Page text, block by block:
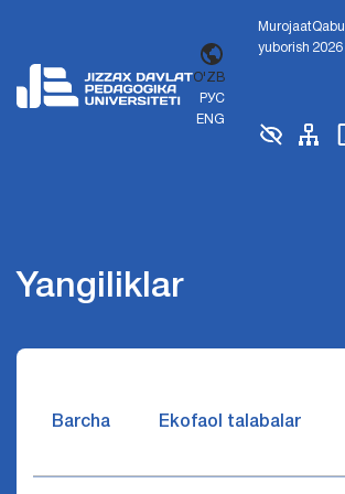
O'ZB
РУС
ENG
Murojaat
yuborish
Qabul
2026
Yangiliklar
Barcha Ekofaol talabalar